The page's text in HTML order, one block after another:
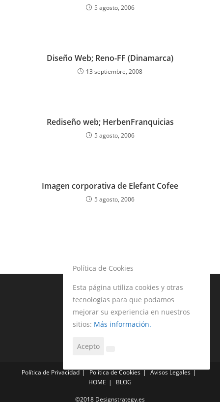
5 agosto, 2006
Diseño Web; Reno-FF (Dinamarca)
13 septiembre, 2008
Rediseño web; HerbenFranquicias
5 agosto, 2006
Imagen corporativa de Elefant Cofee
5 agosto, 2006
Política de Privacidad Política de Cookies
Avisos Legales
HOME
BLOG
©2018 Designstrategy.es
Política de Cookies
Esta página utiliza cookies y otras
tecnologías para que podamos
mejorar su experiencia en nuestros
sitios: Más información.
Acepto